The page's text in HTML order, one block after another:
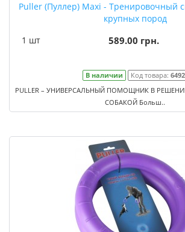
Puller (Пуллер) Maxi - Тренировочный
крупных пород
1 шт
589.00 грн.
В наличии Код товара: 6492
PULLER – УНИВЕРСАЛЬНЫЙ ПОМОЩНИК В
СОБАКОЙ Больш..